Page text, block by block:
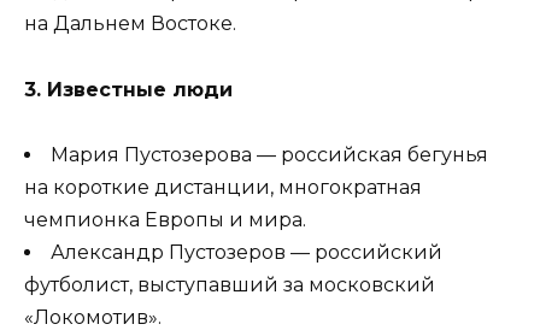
на Дальнем Востоке.
3. Известные люди
Мария Пустозерова — российская бегунья
на короткие дистанции, многократная
чемпионка Европы и мира.
Александр Пустозеров — российский
футболист, выступавший за московский
«Локомотив».